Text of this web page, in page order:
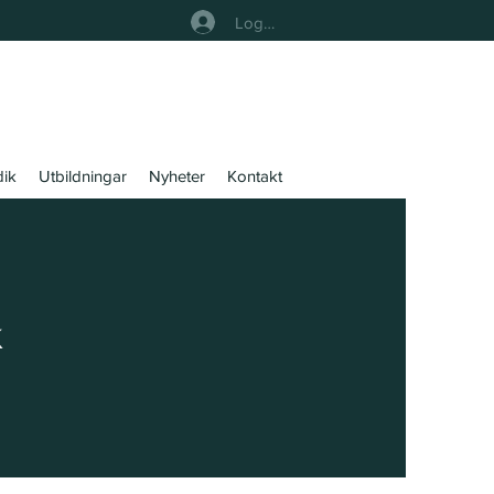
Logga In
Utbildningar Nyheter Kontakt